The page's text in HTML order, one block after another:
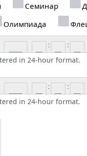
Семинар
Олимпиада
: :
in 24-hour format.
: :
in 24-hour format.